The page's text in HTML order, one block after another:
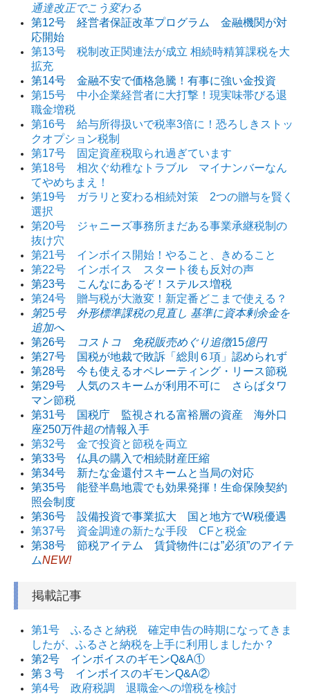
通達改正でこう変わる
第12号 経営者保証改革プログラム 金融機関が対
応開始
第13号 税制改正関連法が成立 相続時精算課税を大
拡充
第14号 金融不安で価格急騰！有事に強い金投資
第15号 中小企業経営者に大打撃！現実味帯びる退
職金増税
第16号 給与所得扱いで税率3倍に！恐ろしきストッ
クオプション税制
第17号 固定資産税取られ過ぎています
第18号 相次ぐ幼稚なトラブル マイナンバーなん
てやめちまえ！
第19号 ガラリと変わる相続対策 2つの贈与を賢く
選択
第20号 ジャニーズ事務所まだある事業承継税制の
抜け穴
第21号 インボイス開始！やること、きめること
第22号 インボイス スタート後も反対の声
第23号 こんなにあるぞ！ステルス増税
第24号 贈与税が大激変！新定番どこまで使える？
第25号 外形標準課税の見直し 基準に資本剰余金を
追加へ
第26号 コストコ 免税販売めぐり追徴15億円
第27号 国税が地裁で敗訴「総則６項」認められず
第28号 今も使えるオペレーティング・リース節税
第29号 人気のスキームが利用不可に さらばタワ
マン節税
第31号 国税庁 監視される富裕層の資産 海外口
座250万件超の情報入手
第32号 金で投資と節税を両立
第33号 仏具の購入で相続財産圧縮
第34号 新たな金還付スキームと当局の対応
第35号 能登半島地震でも効果発揮！生命保険契約
照会制度
第36号 設備投資で事業拡大 国と地方でW税優遇
第37号 資金調達の新たな手段 CFと税金
第38号 節税アイテム 賃貸物件には”必須”のアイテ
ムNEW!
掲載記事
第1号 ふるさと納税 確定申告の時期になってきま
したが、ふるさと納税を上手に利用しましたか？
第2号 インボイスのギモンQ&A①
第３号 インボイスのギモンQ&A②
第4号 政府税調 退職金への増税を検討